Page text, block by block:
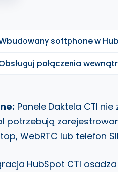
softphone w
Obsługuj połączenia
Panele Daktela CTI
potrzebują
WebRTC lub telefon
HubSpot CTI